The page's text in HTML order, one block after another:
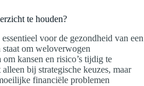
te houden?
voor de gezondheid van een
om weloverwogen
kansen en risico’s tijdig te
bij strategische keuzes, maar
financiële problemen